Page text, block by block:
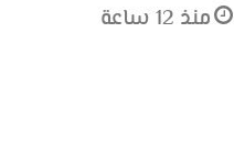
منذ 12 ساعة